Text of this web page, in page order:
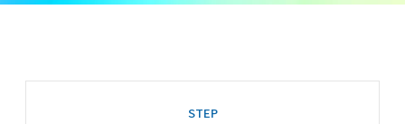
STEP